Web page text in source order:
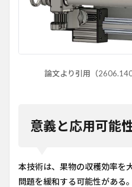
論文より引用（
意義と応用可能
本技術は、果物の収穫効率を
問題を緩和する可能性がある